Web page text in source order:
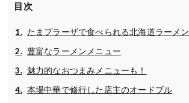
目次
たまプラーザで食べられる北海道ラーメン
豊富なラーメンメニュー
魅力的なおつまみメニューも！
本場中華で修行した店主のオードブル